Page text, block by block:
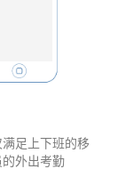
足上下班的移
外出考勤